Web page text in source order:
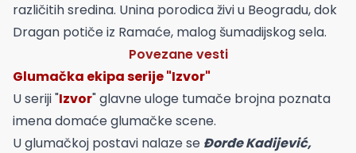
različitih sredina. Unina porodica živi u Beogradu, dok
Dragan potiče iz Ramaće, malog šumadijskog sela.
Povezane vesti
Glumačka ekipa serije "Izvor"
U seriji "Izvor" glavne uloge tumače brojna poznata
imena domaće glumačke scene.
U glumačkoj postavi nalaze se Đorđe Kadijević,